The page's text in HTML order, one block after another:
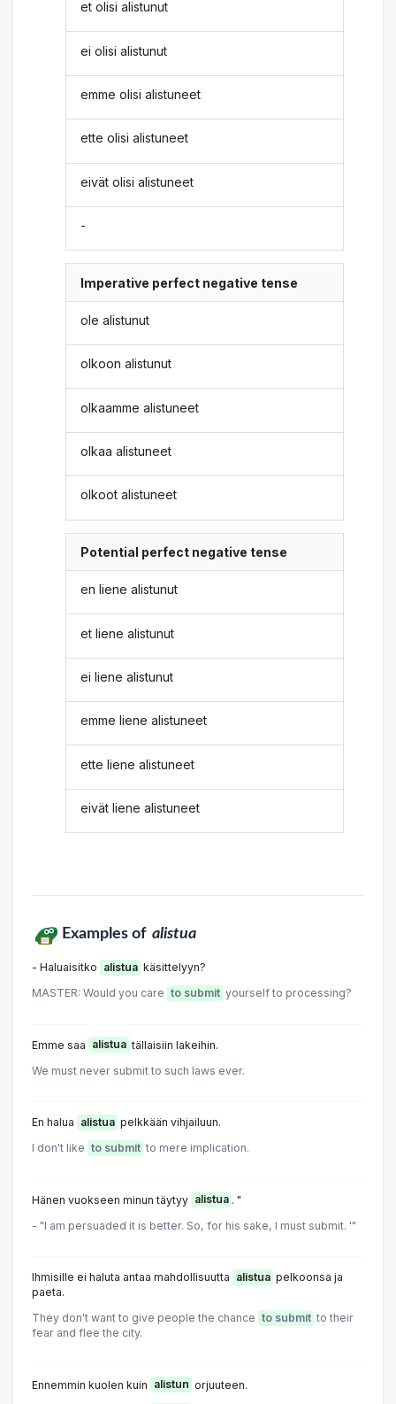
et olisi alistunut
ei olisi alistunut
emme olisi alistuneet
ette olisi alistuneet
eivät olisi alistuneet
-
Imperative perfect negative tense
ole alistunut
olkoon alistunut
olkaamme alistuneet
olkaa alistuneet
olkoot alistuneet
Potential perfect negative tense
en liene alistunut
et liene alistunut
ei liene alistunut
emme liene alistuneet
ette liene alistuneet
eivät liene alistuneet
Examples of alistua
- Haluaisitko alistua käsittelyyn?
MASTER: Would you care to submit yourself to processing?
Emme saa alistua tällaisiin lakeihin.
We must never submit to such laws ever.
En halua alistua pelkkään vihjailuun.
I don't like to submit to mere implication.
Hänen vuokseen minun täytyy alistua . "
- "I am persuaded it is better. So, for his sake, I must submit. '"
Ihmisille ei haluta antaa mahdollisuutta alistua pelkoonsa ja
paeta.
They don't want to give people the chance to submit to their
fear and flee the city.
Ennemmin kuolen kuin alistun orjuuteen.